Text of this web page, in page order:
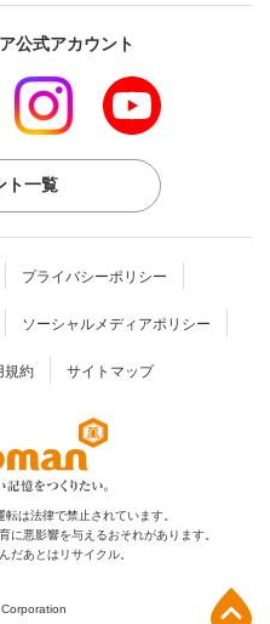
公式アカウント
ト一覧
プライバシーポリシー
ソーシャルメディアポリシー
規約 サイトマップ
は法律で禁止されています。
に悪影響を与えるおそれがあります。
だあとはリサイクル。